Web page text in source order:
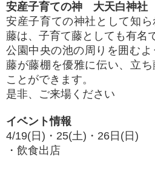
安産子育ての神 大天白神社
安産子育ての神社として知
藤は、子育て藤としても有名
公園中央の池の周りを囲む
藤が藤棚を優雅に伝い、立
ことができます。
是非、ご来場ください
イベント情報
4/19(日)・25(土)・26日(日)
・飲食出店